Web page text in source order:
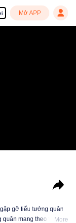
Mở APP
gỡ tiểu tướng quân
mang theo tín vật
More